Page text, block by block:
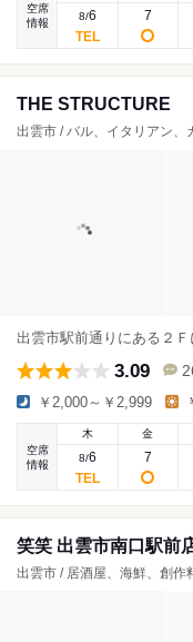
空席
情報
8/6 7
THE STRUCTURE
出雲市 / バル、イタリアン、
出雲市駅前通りにある２
3.09
￥2,000～￥2,999
空席
情報
木
8/6
金
7
笑笑 出雲市南口駅前
出雲市 / 居酒屋、海鮮、創作